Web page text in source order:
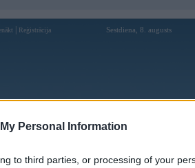
Personal Information
to third parties, or processing of your
Reģistrācija Sestdiena, 8. augusts
Reģistrācija Lietotāji
profils